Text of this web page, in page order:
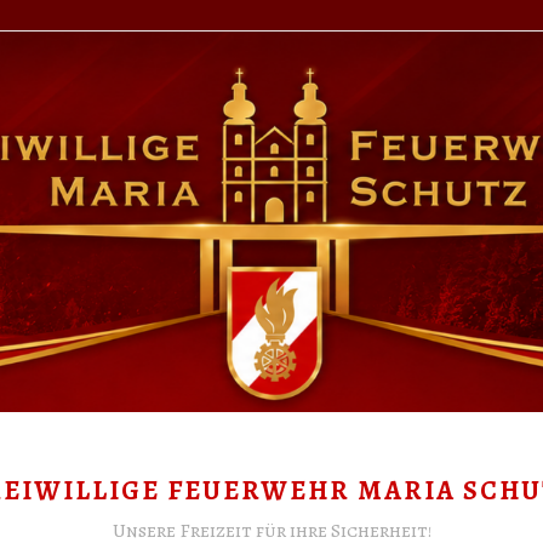
FEUERWEHR MARIA
Unsere Freizeit für ihre Sicherheit!